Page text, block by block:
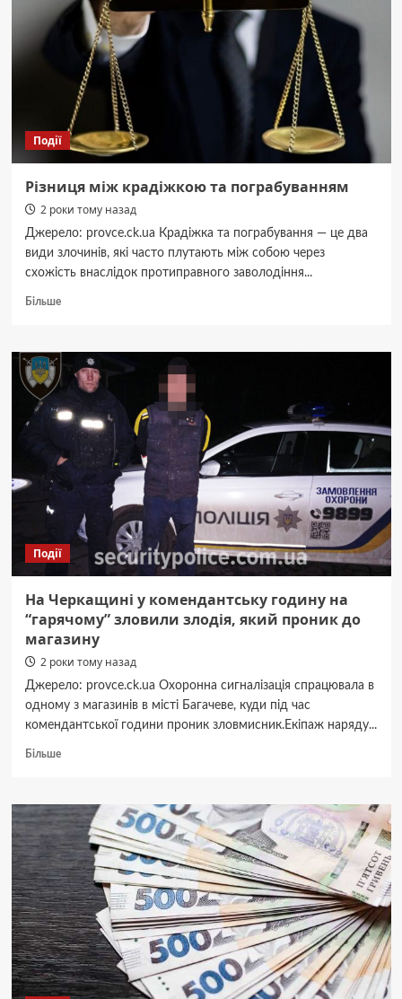
та
заперечувала
агресію
присудили
іспитовий
термін
Події
Різниця між крадіжкою та пограбуванням
2 роки тому назад
Джерело: provce.ck.ua Крадіжка та пограбування — це два
види злочинів, які часто плутають між собою через
схожість внаслідок протиправного заволодіння...
БільшеДокладніше
між
крадіжкою
пограбуванням
Події
На Черкащині у комендантську годину на
“гарячому” зловили злодія, який проник до
магазину
2 роки тому назад
Джерело: provce.ck.ua Охоронна сигналізація спрацювала в
одному з магазинів в місті Багачеве, куди під час
комендантської години проник зловмисник.Екіпаж наряду...
БільшеДокладніше
Черкащині
у
комендантську
годину
на
“гарячому”
зловили
злодія,
який
проник
до
магазину